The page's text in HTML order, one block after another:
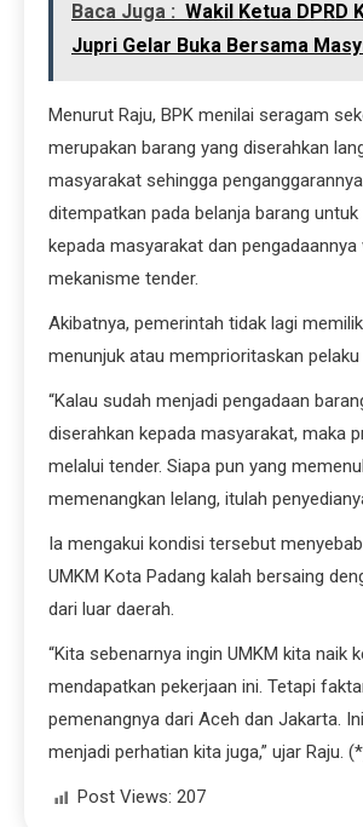
Baca Juga : Wakil Ketua DPRD
Jupri Gelar Buka Bersama
Menurut Raju, BPK menilai seragam
merupakan barang yang diserahkan
masyarakat sehingga
ditempatkan pada belanja barang untuk
kepada masyarakat dan pengadaannya
mekanisme tender.
Akibatnya, pemerintah tidak lagi
menunjuk atau memprioritaskan
“Kalau sudah menjadi pengadaan
diserahkan kepada masyarakat, maka
melalui tender. Siapa pun yang
memenangkan lelang, itulah
Ia mengakui kondisi tersebut
UMKM Kota Padang kalah bersaing
dari luar daerah.
“Kita sebenarnya ingin UMKM kita naik
mendapatkan pekerjaan ini. Tetapi
pemenangnya dari Aceh dan Jakarta.
menjadi perhatian kita juga,” ujar Raju.
Post Views: 207